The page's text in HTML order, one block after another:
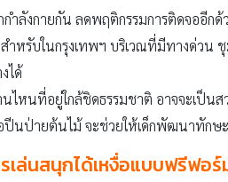
ำลังกายกัน ลดพฤติกรรมการติดจออีกด้
สำหรับในกรุงเทพฯ บริเวณที่มีทางด่วน
ได้
ไหนที่อยู่ใกล้ชิดธรรมชาติ อาจจะเป็น
นป่ายต้นไม้ จะช่วยให้เด็กพัฒนาทักษะ
เล่นสนุกได้เหงื่อแบบฟรีฟอร์